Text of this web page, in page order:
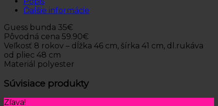
Ďalšie informácie
Guess bunda 35€
Pôvodná cena 59.90€
Veľkosť 8 rokov – dĺžka 46 cm, šírka 41 cm, dl.rukáva
od pliec 48 cm
Materiál polyester
Súvisiace produkty
Zľava!